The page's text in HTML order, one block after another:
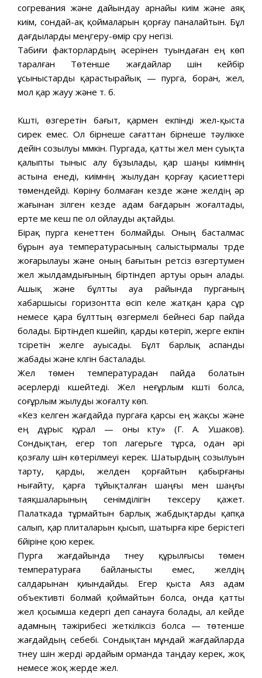
согревания және дайындау арнайы киім және аяқ
киім, сондай-ақ қоймаларын қорғау паналайтын. Бұл
дағдыларды меңгеру-өмір сүру негізі.
Табиғи факторлардың әсерінен туындаған ең көп
таралған Төтенше жағдайлар үшін кейбір
ұсыныстарды қарастырайық — пурга, боран, жел,
мол қар жауу және т. б.
Күшті, өзгеретін бағыт, қармен екпінді жел-қыста
сирек емес. Ол бірнеше сағаттан бірнеше тәулікке
дейін созылуы мүмкін. Пургада, қатты жел мен суықта
қалыпты тыныс алу бұзылады, қар шаңы киімнің
астына енеді, киімнің жылудан қорғау қасиеттері
төмендейді. Көріну болмаған кезде және желдің әр
жағынан үзілген кезде адам бағдарын жоғалтады,
ерте ме кеш пе ол ойлауды ақтайды.
Бірақ пурга кенеттен болмайды. Оның басталмас
бұрын ауа температурасының салыстырмалы түрде
жоғарылауы және оның бағытын ретсіз өзгертумен
жел жылдамдығының біртіндеп артуы орын алады.
Ашық және бұлтты ауа райында пурганың
хабаршысы горизонтта өсіп келе жатқан қара сұр
немесе қара бұлттың өзгермелі бейнесі бар пайда
болады. Біртіндеп күшейіп, қарды көтеріп, жерге екпін
түсіретін желге ауысады. Бұлт барлық аспанды
жабады және күлгін басталады.
Жел төмен температурадан пайда болатын
әсерлерді күшейтеді. Жел неғұрлым күшті болса,
соғұрлым жылуды жоғалту көп.
«Кез келген жағдайда пургаға қарсы ең жақсы және
ең дұрыс құрал — оны күту» (Г. А. Ушаков).
Сондықтан, егер топ лагерьге тұрса, одан әрі
қозғалу үшін көтерілмеуі керек. Шатырдың созылуын
тарту, қарды, желден қорғайтын қабырғаны
нығайту, қарға тұйықталған шаңғы мен шаңғы
таяқшаларының сенімділігін тексеру қажет.
Палаткада тұрмайтын барлық жабдықтарды қапқа
салып, қар плиталарын қысып, шатырға кіре берістегі
бүйіріне қою керек.
Пурга жағдайында түнеу құрылғысы төмен
температураға байланысты емес, желдің
салдарынан қиындайды. Егер қыста Аяз адам
объективті болмай қоймайтын болса, онда қатты
жел қосымша кедергі деп санауға болады, ал кейде
адамның тәжірибесі жеткіліксіз болса — төтенше
жағдайдың себебі. Сондықтан мұндай жағдайларда
түнеу үшін жерді әрдайым орманда таңдау керек, жоқ
немесе жоқ жерде жел.